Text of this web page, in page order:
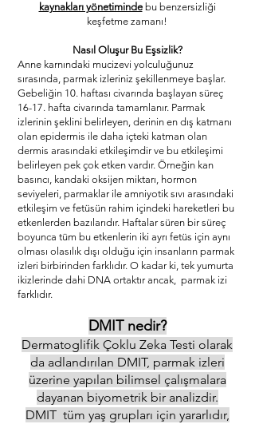
kaynakları yönetimindebu benzersizliği
keşfetme zamanı!
Nasıl Oluşur Bu Eşsizlik?
Anne karnındaki mucizevi yolculuğunuz
sırasında, parmak izleriniz şekillenmeye başlar.
Gebeliğin 10. haftası civarında başlayan süreç
16-17. hafta civarında tamamlanır. Parmak
izlerinin şeklini belirleyen, derinin en dış katmanı
olan epidermis ile daha içteki katman olan
dermis arasındaki etkileşimdir ve bu etkileşimi
belirleyen pek çok etken vardır. Örneğin kan
basıncı, kandaki oksijen miktarı, hormon
seviyeleri, parmaklar ile amniyotik sıvı arasındaki
etkileşim ve fetüsün rahim içindeki hareketleri bu
etkenlerden bazılarıdır. Haftalar süren bir süreç
boyunca tüm bu etkenlerin iki ayrı fetüs için aynı
olması olasılık dışı olduğu için insanların parmak
izleri birbirinden farklıdır. O kadar ki, tek yumurta
ikizlerinde dahi DNA ortaktır ancak, parmak izi
farklıdır.
DMIT nedir?
Dermatoglifik Çoklu Zeka Testi olarak
da adlandırılan DMIT, parmak izleri
üzerine yapılan bilimsel çalışmalara
dayanan biyometrik bir analizdir.
DMIT tüm yaş grupları için yararlıdır,